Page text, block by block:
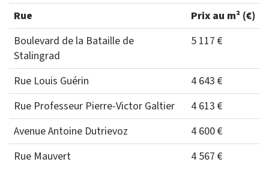
Rue
Prix au m² (€)
Boulevard de la Bataille de
Stalingrad
5 117 €
Rue Louis Guérin
4 643 €
Rue Professeur Pierre-Victor Galtier
4 613 €
Avenue Antoine Dutrievoz
4 600 €
Rue Mauvert
4 567 €